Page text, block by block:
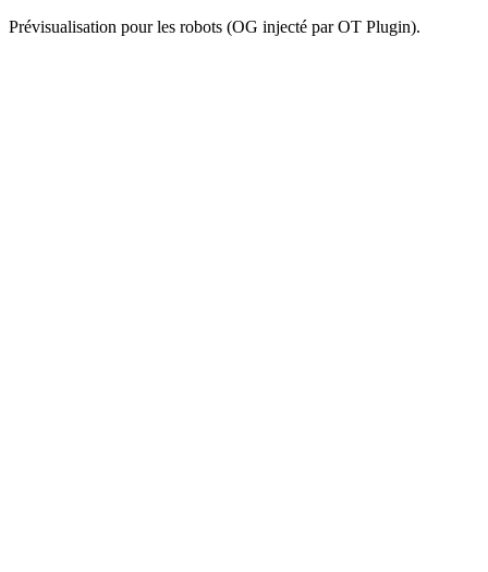
Prévisualisation pour les robots (OG injecté par OT Plugin).